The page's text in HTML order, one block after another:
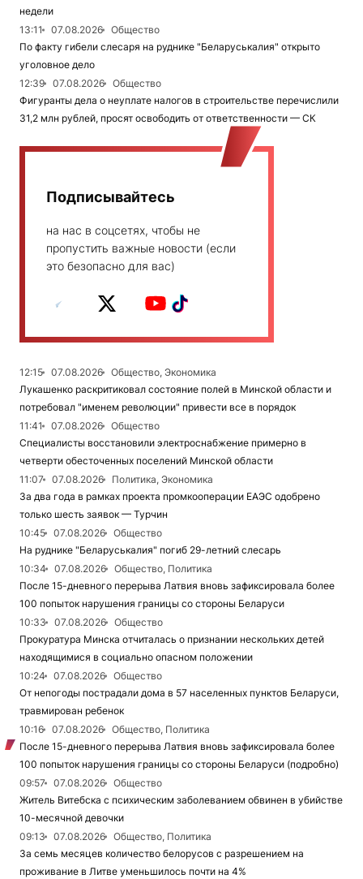
недели
13:11
07.08.2026
Общество
По факту гибели слесаря на руднике "Беларуськалия" открыто
уголовное дело
12:39
07.08.2026
Общество
Фигуранты дела о неуплате налогов в строительстве перечислили
31,2 млн рублей, просят освободить от ответственности — СК
Подписывайтесь
на нас в соцсетях, чтобы не
пропустить важные новости (если
это безопасно для вас)
12:15 07.08.2026
Общество, Экономика
Лукашенко раскритиковал состояние полей в Минской области и
потребовал "именем революции" привести все в порядок
11:41
07.08.2026
Общество
Специалисты восстановили электроснабжение примерно в
четверти обесточенных поселений Минской области
11:07
07.08.2026
Политика, Экономика
За два года в рамках проекта промкооперации ЕАЭС одобрено
только шесть заявок — Турчин
10:45
07.08.2026
Общество
На руднике "Беларуськалия" погиб 29-летний слесарь
10:34
07.08.2026
Общество, Политика
После 15-дневного перерыва Латвия вновь зафиксировала более
100 попыток нарушения границы со стороны Беларуси
10:33
07.08.2026
Общество
Прокуратура Минска отчиталась о признании нескольких детей
находящимися в социально опасном положении
10:24
07.08.2026
Общество
От непогоды пострадали дома в 57 населенных пунктов Беларуси,
травмирован ребенок
10:16
07.08.2026
Общество, Политика
После 15-дневного перерыва Латвия вновь зафиксировала более
100 попыток нарушения границы со стороны Беларуси (подробно)
09:57
07.08.2026
Общество
Житель Витебска с психическим заболеванием обвинен в убийстве
10-месячной девочки
09:13
07.08.2026
Общество, Политика
За семь месяцев количество белорусов с разрешением на
проживание в Литве уменьшилось почти на 4%